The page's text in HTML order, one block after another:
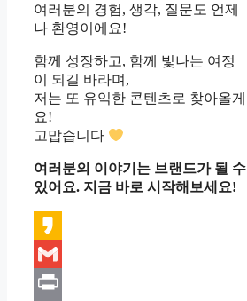
여러분의 경험, 생각, 질문도 언제
나 환영이에요!
함께 성장하고, 함께 빛나는 여정
이 되길 바라며,
저는 또 유익한 콘텐츠로 찾아올게
요!
고맙습니다
여러분의 이야기는 브랜드가 될 수
있어요. 지금 바로 시작해보세요!
Kakao
Gmail